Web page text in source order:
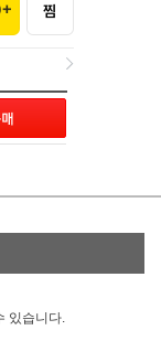
있습니다.